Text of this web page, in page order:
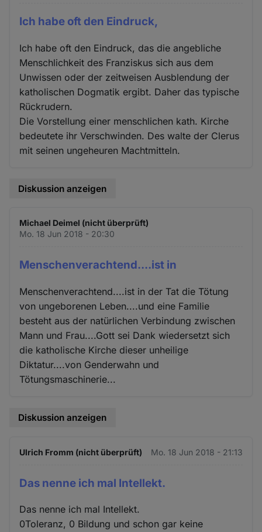
Ich habe oft den Eindruck,
Ich habe oft den Eindruck, das die angebliche
Menschlichkeit des Franziskus sich aus dem
Unwissen oder der zeitweisen Ausblendung der
katholischen Dogmatik ergibt. Daher das typische
Rückrudern.
Die Vorstellung einer menschlichen kath. Kirche
bedeutete ihr Verschwinden. Des walte der Clerus
mit seinen ungeheuren Machtmitteln.
Diskussion anzeigen
Michael Deimel (nicht überprüft)
Mo. 18 Jun 2018 - 20:30
Menschenverachtend....ist in
Menschenverachtend....ist in der Tat die Tötung
von ungeborenen Leben....und eine Familie
besteht aus der natürlichen Verbindung zwischen
Mann und Frau....Gott sei Dank wiedersetzt sich
die katholische Kirche dieser unheilige
Diktatur....von Genderwahn und
Tötungsmaschinerie...
Diskussion anzeigen
Ulrich Fromm (nicht überprüft) Mo. 18 Jun 2018 - 21:13
Das nenne ich mal Intellekt.
Das nenne ich mal Intellekt.
0Toleranz, 0 Bildung und schon gar keine